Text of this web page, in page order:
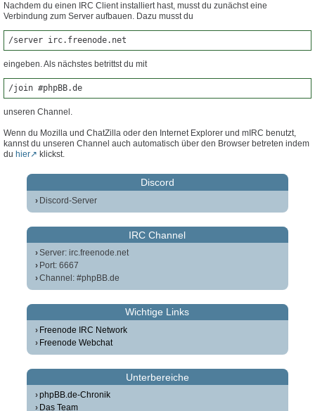
Nachdem du einen IRC Client installiert hast, musst du zunächst eine
Verbindung zum Server aufbauen. Dazu musst du
/server irc.freenode.net
eingeben. Als nächstes betrittst du mit
/join #phpBB.de
unseren Channel.
Wenn du Mozilla und ChatZilla oder den Internet Explorer und mIRC benutzt,
kannst du unseren Channel auch automatisch über den Browser betreten indem
du hier klickst.
Discord
Discord-Server
IRC Channel
Server: irc.freenode.net
Port: 6667
Channel: #phpBB.de
Wichtige Links
Freenode IRC Network
Freenode Webchat
Unterbereiche
phpBB.de-Chronik
Das Team